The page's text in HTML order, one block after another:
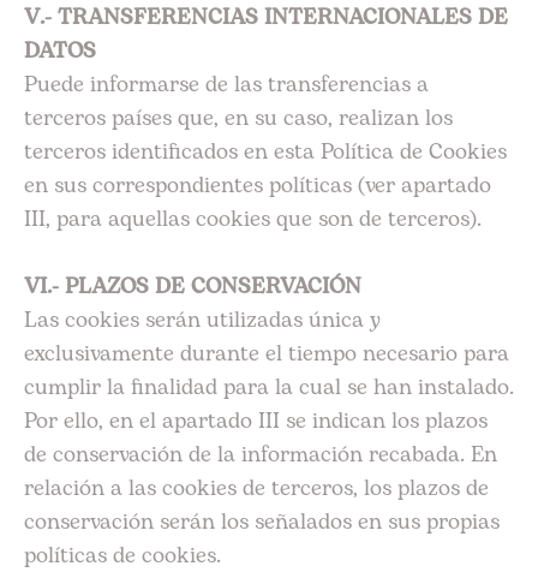
V.- TRANSFERENCIAS INTERNACIONALES DE
DATOS
Puede informarse de las transferencias a
terceros países que, en su caso, realizan los
terceros identificados en esta Política de Cookies
en sus correspondientes políticas (ver apartado
III, para aquellas cookies que son de terceros).
VI.- PLAZOS DE CONSERVACIÓN
Las cookies serán utilizadas única y
exclusivamente durante el tiempo necesario para
cumplir la finalidad para la cual se han instalado.
Por ello, en el apartado III se indican los plazos
de conservación de la información recabada. En
relación a las cookies de terceros, los plazos de
conservación serán los señalados en sus propias
políticas de cookies.